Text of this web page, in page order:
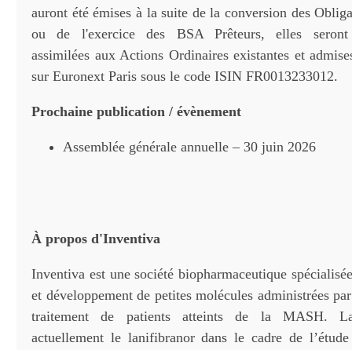
auront été émises à la suite de la conversion des
ou de l'exercice des BSA Prêteurs, elles seront
assimilées aux Actions Ordinaires existantes et
sur Euronext Paris sous le code ISIN FR0013233012.
Prochaine publication / évènement
Assemblée générale annuelle – 30 juin 2026
À propos d'Inventiva
Inventiva est une société biopharmaceutique
et développement de petites molécules administrées
traitement de patients atteints de la MASH.
actuellement le lanifibranor dans le cadre de